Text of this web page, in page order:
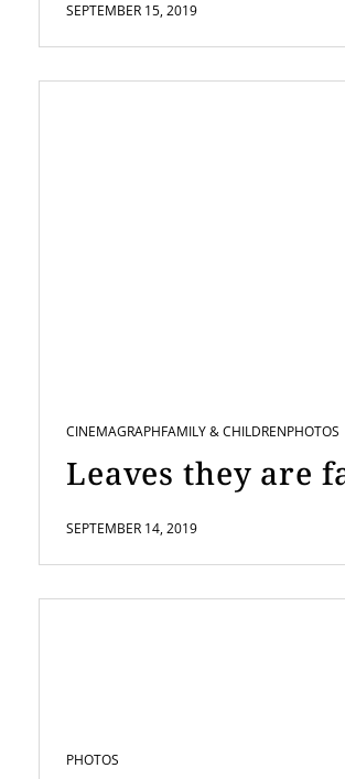
SEPTEMBER 15, 2019
CINEMAGRAPHFAMILY & CHILDRENPHOTOS
Leaves they are
SEPTEMBER 14, 2019
PHOTOS